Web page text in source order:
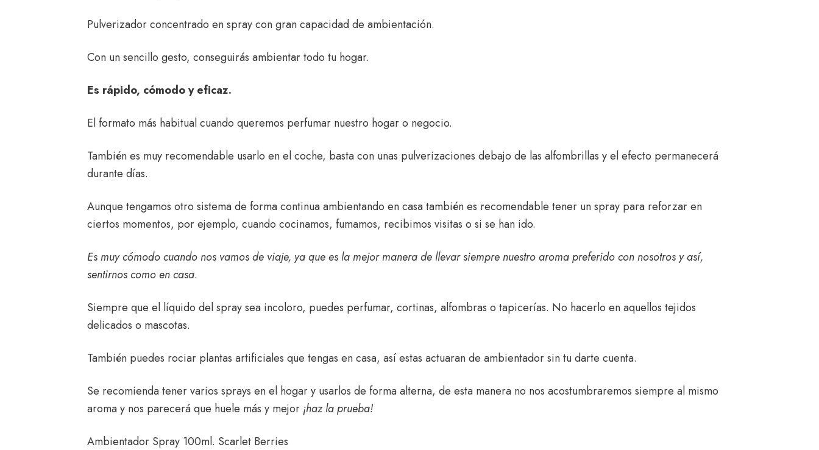
Pulverizador concentrado en spray con gran capacidad de ambientación.
Con un sencillo gesto, conseguirás ambientar todo tu hogar.
Es rápido, cómodo y eficaz.
El formato más habitual cuando queremos perfumar nuestro hogar o negocio.
También es muy recomendable usarlo en el coche, basta con unas pulverizaciones debajo de las alfombrillas y el efecto permanecerá
durante días.
Aunque tengamos otro sistema de forma continua ambientando en casa también es recomendable tener un spray para reforzar en
ciertos momentos, por ejemplo, cuando cocinamos, fumamos, recibimos visitas o si se han ido.
Es muy cómodo cuando nos vamos de viaje, ya que es la mejor manera de llevar siempre nuestro aroma preferido con nosotros y así,
sentirnos como en casa.
Siempre que el líquido del spray sea incoloro, puedes perfumar, cortinas, alfombras o tapicerías. No hacerlo en aquellos tejidos
delicados o mascotas.
También puedes rociar plantas artificiales que tengas en casa, así estas actuaran de ambientador sin tu darte cuenta.
Se recomienda tener varios sprays en el hogar y usarlos de forma alterna, de esta manera no nos acostumbraremos siempre al mismo
aroma y nos parecerá que huele más y mejor ¡haz la prueba!
Ambientador Spray 100ml. Scarlet Berries